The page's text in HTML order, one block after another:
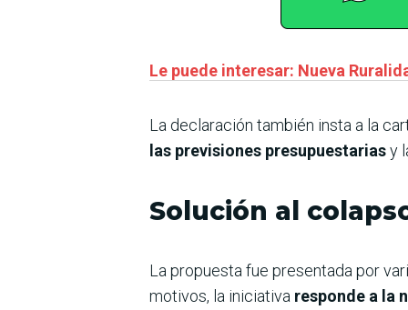
Le puede interesar: Nueva
La declaración también insta a la
las previsiones presupuestariasy
Solución al
La propuesta fue presentada por
motivos, la iniciativa responde a la